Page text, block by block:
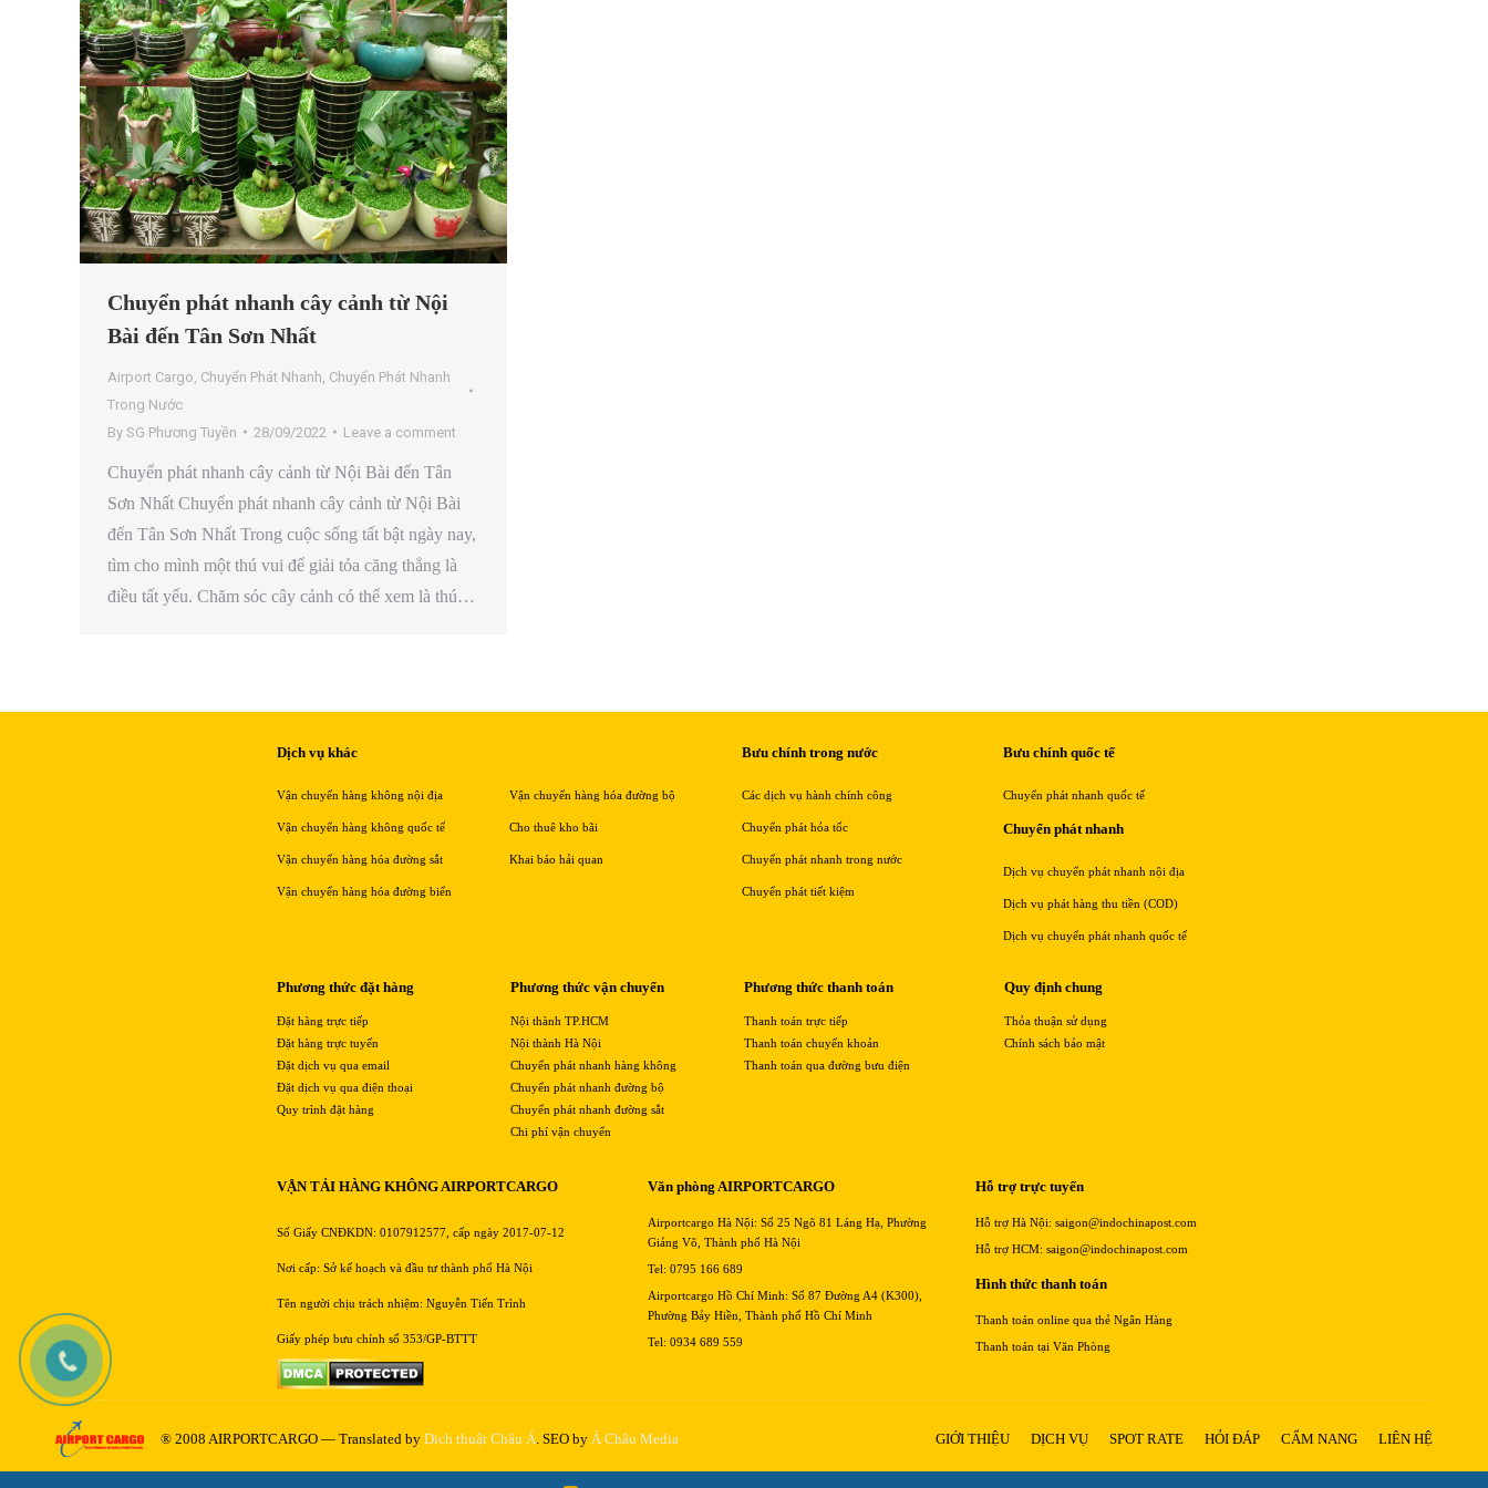
Chuyển phát nhanh cây cảnh từ Nội
Bài đến Tân Sơn Nhất
Airport Cargo Chuyển Phát Nhanh Chuyển Phát Nhanh
Trong Nước
By SG Phương Tuyền 28/09/2022 Leave a comment
Chuyển phát nhanh cây cảnh từ Nội Bài đến Tân
Sơn Nhất Chuyển phát nhanh cây cảnh từ Nội Bài
đến Tân Sơn Nhất Trong cuộc sống tất bật ngày nay,
tìm cho mình một thú vui để giải tỏa căng thẳng là
điều tất yếu. Chăm sóc cây cảnh có thể xem là thú…
Dịch vụ khác
Vận chuyển hàng không nội địa
Vận chuyển hàng không quốc tế
Vận chuyển hàng hóa đường sắt
Vận chuyển hàng hóa đường biển
Vận chuyển hàng hóa đường bộ
Cho thuê kho bãi
Khai báo hải quan
Bưu chính trong nước
Các dịch vụ hành chính công
Chuyển phát hỏa tốc
Chuyển phát nhanh trong nước
Chuyển phát tiết kiệm
Bưu chính quốc tế
Chuyển phát nhanh quốc tế
Chuyển phát nhanh
Dịch vụ chuyển phát nhanh nội địa
Dịch vụ phát hàng thu tiền (COD)
Dịch vụ chuyển phát nhanh quốc tế
Phương thức đặt hàng
Đặt hàng trực tiếp
Đặt hàng trực tuyến
Đặt dịch vụ qua email
Đặt dịch vụ qua điện thoại
Quy trình đặt hàng
Phương thức vận chuyển
Nội thành TP.HCM
Nội thành Hà Nội
Chuyển phát nhanh hàng không
Chuyển phát nhanh đường bộ
Chuyển phát nhanh đường sắt
Chi phí vận chuyển
Phương thức thanh toán
Thanh toán trực tiếp
Thanh toán chuyển khoản
Thanh toán qua đường bưu điện
Quy định chung
Thỏa thuận sử dụng
Chính sách bảo mật
VẬN TẢI HÀNG KHÔNG AIRPORTCARGO
Số Giấy CNĐKDN: 0107912577, cấp ngày 2017-07-12
Nơi cấp: Sở kế hoạch và đầu tư thành phố Hà Nội
Tên người chịu trách nhiệm: Nguyễn Tiến Trình
Giấy phép bưu chính số 353/GP-BTTT
Văn phòng AIRPORTCARGO
Airportcargo Hà Nội: Số 25 Ngõ 81 Láng Hạ, Phường
Giảng Võ, Thành phố Hà Nội
Tel: 0795 166 689
Airportcargo Hồ Chí Minh: Số 87 Đường A4 (K300),
Phường Bảy Hiền, Thành phố Hồ Chí Minh
Tel: 0934 689 559
Hỗ trợ trực tuyến
Hỗ trợ Hà Nội: saigon@indochinapost.com
Hỗ trợ HCM: saigon@indochinapost.com
Hình thức thanh toán
Thanh toán online qua thẻ Ngân Hàng
Thanh toán tại Văn Phòng
® 2008 AIRPORTCARGO — Translated by Dịch thuật Châu Á. SEO by Á Châu Media GIỚI THIỆU DỊCH VỤ SPOT RATE HỎI ĐÁP CẨM NANG LIÊN HỆ